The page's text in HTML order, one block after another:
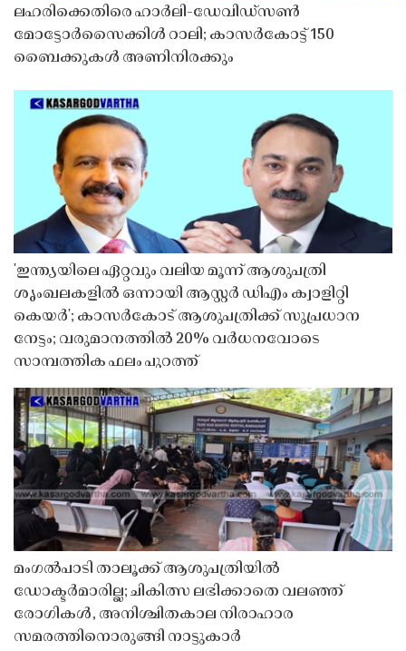
ലഹരിക്കെതിരെ ഹാർലി-ഡേവിഡ്‌സൺ
മോട്ടോർസൈക്കിൾ റാലി; കാസർകോട്ട് 150
ബൈക്കുകൾ അണിനിരക്കും
'ഇന്ത്യയിലെ ഏറ്റവും വലിയ മൂന്ന് ആശുപത്രി
ശൃംഖലകളിൽ ഒന്നായി ആസ്റ്റർ ഡിഎം ക്വാളിറ്റി
കെയർ'; കാസർകോട് ആശുപത്രിക്ക് സുപ്രധാന
നേട്ടം; വരുമാനത്തിൽ 20% വർധനവോടെ
സാമ്പത്തിക ഫലം പുറത്ത്
മംഗൽപാടി താലൂക്ക് ആശുപത്രിയിൽ
ഡോക്ടർമാരില്ല; ചികിത്സ ലഭിക്കാതെ വലഞ്ഞ്
രോഗികൾ, അനിശ്ചിതകാല നിരാഹാര
സമരത്തിനൊരുങ്ങി നാട്ടുകാർ